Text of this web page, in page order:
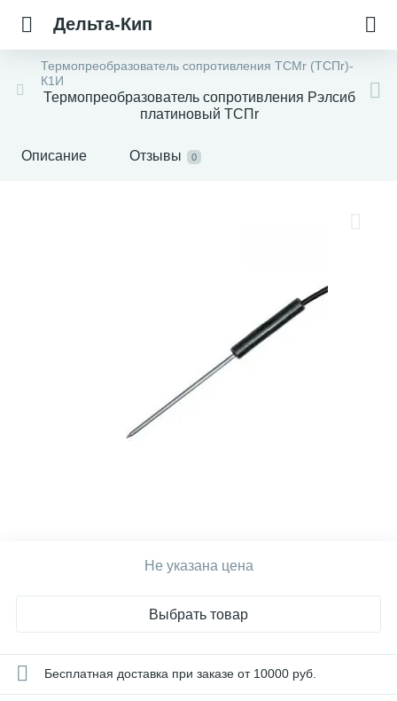
Дельта-Кип
Термопреобразователь сопротивления ТСМr (ТСПr)-
К1И
Термопреобразователь сопротивления Рэлсиб
платиновый ТСПr
Описание Отзывы 0
Не указана цена
Выбрать товар
Бесплатная доставка при заказе от 10000 руб.